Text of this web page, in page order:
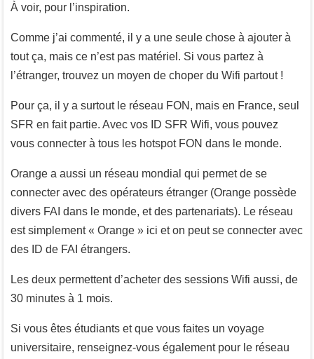
À voir, pour l’inspiration.
Comme j’ai commenté, il y a une seule chose à ajouter à
tout ça, mais ce n’est pas matériel. Si vous partez à
l’étranger, trouvez un moyen de choper du Wifi partout !
Pour ça, il y a surtout le réseau FON, mais en France, seul
SFR en fait partie. Avec vos ID SFR Wifi, vous pouvez
vous connecter à tous les hotspot FON dans le monde.
Orange a aussi un réseau mondial qui permet de se
connecter avec des opérateurs étranger (Orange possède
divers FAI dans le monde, et des partenariats). Le réseau
est simplement « Orange » ici et on peut se connecter avec
des ID de FAI étrangers.
Les deux permettent d’acheter des sessions Wifi aussi, de
30 minutes à 1 mois.
Si vous êtes étudiants et que vous faites un voyage
universitaire, renseignez-vous également pour le réseau